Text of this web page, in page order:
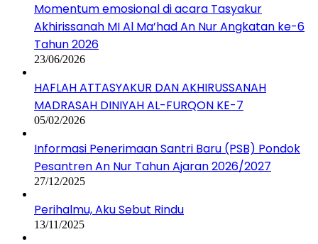
Momentum emosional di acara Tasyakur
Akhirissanah MI Al Ma’had An Nur Angkatan ke-6
Tahun 2026
23/06/2026
HAFLAH ATTASYAKUR DAN AKHIRUSSANAH
MADRASAH DINIYAH AL-FURQON KE-7
05/02/2026
Informasi Penerimaan Santri Baru (PSB) Pondok
Pesantren An Nur Tahun Ajaran 2026/2027
27/12/2025
Perihalmu, Aku Sebut Rindu
13/11/2025